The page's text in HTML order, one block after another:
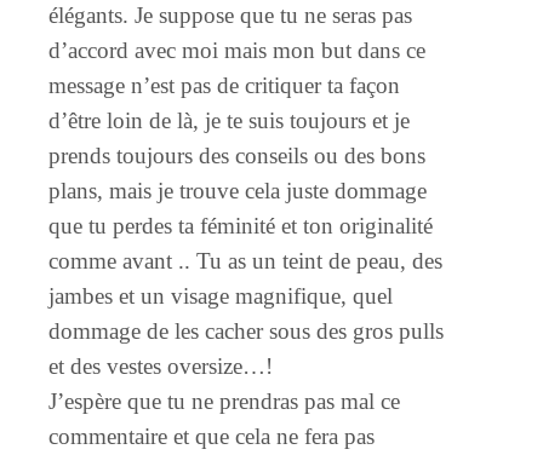
élégants. Je suppose que tu ne seras pas
d’accord avec moi mais mon but dans ce
message n’est pas de critiquer ta façon
d’être loin de là, je te suis toujours et je
prends toujours des conseils ou des bons
plans, mais je trouve cela juste dommage
que tu perdes ta féminité et ton originalité
comme avant .. Tu as un teint de peau, des
jambes et un visage magnifique, quel
dommage de les cacher sous des gros pulls
et des vestes oversize…!
J’espère que tu ne prendras pas mal ce
commentaire et que cela ne fera pas